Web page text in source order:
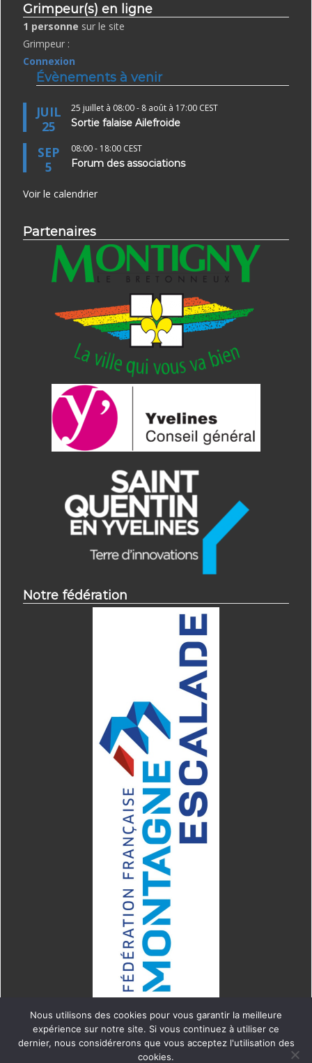
Grimpeur(s) en ligne
1 personne sur le site
Grimpeur :
Connexion
Évènements à venir
JUIL
25
25 juillet à 08:00- 8 août à 17:00 CEST
Sortie falaise Ailefroide
SEP
5
08:00- 18:00 CEST
Forum des associations
Voir le calendrier
Partenaires
Notre fédération
Nous utilisons des cookies pour vous garantir la meilleure
expérience sur notre site. Si vous continuez à utiliser ce
dernier, nous considérerons que vous acceptez l'utilisation des
cookies.